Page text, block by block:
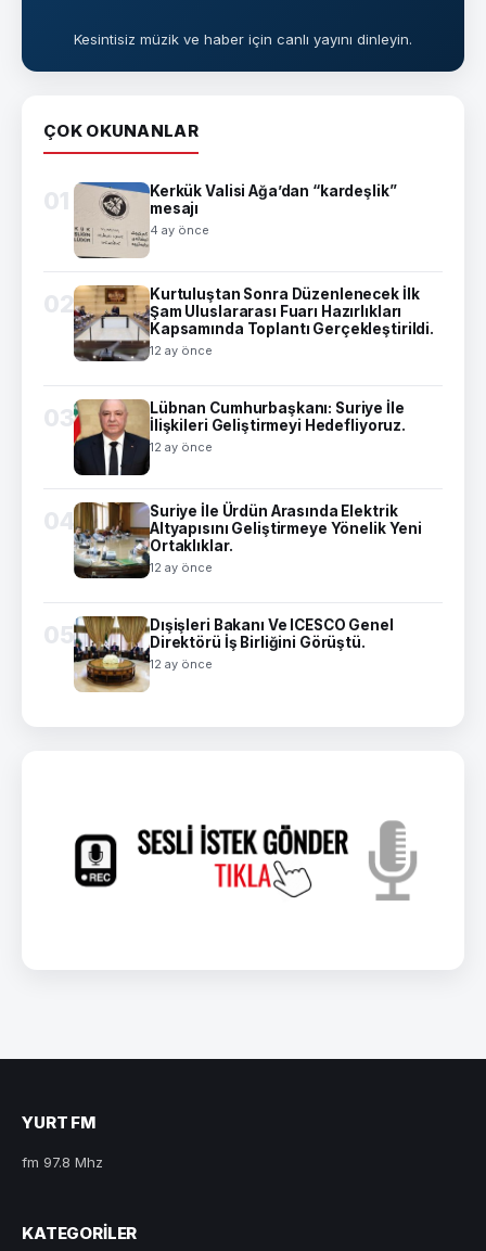
Kesintisiz müzik ve haber için canlı yayını dinleyin.
ÇOK OKUNANLAR
01
Kerkük Valisi Ağa’dan “kardeşlik”
mesajı
4 ay önce
02
Kurtuluştan Sonra Düzenlenecek İlk
Şam Uluslararası Fuarı Hazırlıkları
Kapsamında Toplantı Gerçekleştirildi.
12 ay önce
03
Lübnan Cumhurbaşkanı: Suriye İle
İlişkileri Geliştirmeyi Hedefliyoruz.
12 ay önce
04
Suriye İle Ürdün Arasında Elektrik
Altyapısını Geliştirmeye Yönelik Yeni
Ortaklıklar.
12 ay önce
05
Dışişleri Bakanı Ve ICESCO Genel
Direktörü İş Birliğini Görüştü.
12 ay önce
YURT FM
fm 97.8 Mhz
KATEGORILER